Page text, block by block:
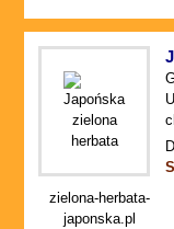
zielona-herbata-
japonska.pl